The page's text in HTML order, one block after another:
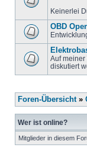
Keinerlei
OBD
Auf meiner
diskutiert
Foren-Übersicht»
Wer ist online?
Mitglieder in diesem